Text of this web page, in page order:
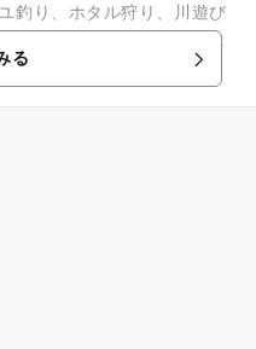
釣り、ホタル狩り、川遊び
河原では、カワセミが飛び
る